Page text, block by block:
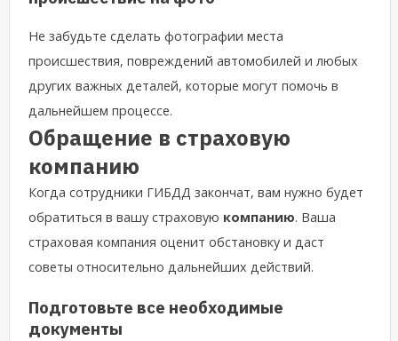
Не забудьте сделать фотографии места
происшествия, повреждений автомобилей и любых
других важных деталей, которые могут помочь в
дальнейшем процессе.
Обращение в страховую
компанию
Когда сотрудники ГИБДД закончат, вам нужно будет
обратиться в вашу страховую компанию. Ваша
страховая компания оценит обстановку и даст
советы относительно дальнейших действий.
Подготовьте все необходимые
документы